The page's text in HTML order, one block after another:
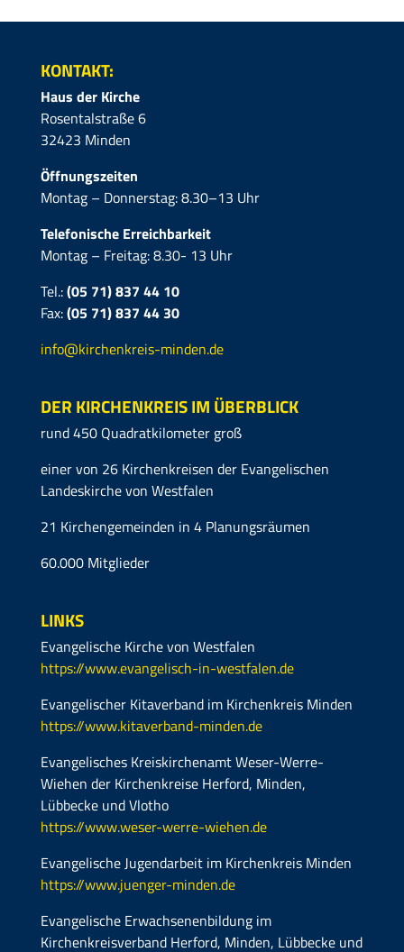
KONTAKT:
Haus der Kirche
Rosentalstraße 6
32423 Minden
Öffnungszeiten
Montag – Donnerstag: 8.30–13 Uhr
Telefonische Erreichbarkeit
Montag – Freitag: 8.30- 13 Uhr
Tel.:(05 71) 837 44 10
Fax:(05 71)837 44 30
info@kirchenkreis-minden.de
DER KIRCHENKREIS IM ÜBERBLICK
rund 450 Quadratkilometer groß
einer von 26 Kirchenkreisen der Evangelischen
Landeskirche von Westfalen
21 Kirchengemeinden in 4 Planungsräumen
60.000 Mitglieder
LINKS
Evangelische Kirche von Westfalen
https://www.evangelisch-in-westfalen.de
Evangelischer Kitaverband im Kirchenkreis Minden
https://www.kitaverband-minden.de
Evangelisches Kreiskirchenamt Weser-Werre-
Wiehen der Kirchenkreise Herford, Minden,
Lübbecke und Vlotho
https://www.weser-werre-wiehen.de
Evangelische Jugendarbeit im Kirchenkreis Minden
https://www.juenger-minden.de
Evangelische Erwachsenenbildung im
Kirchenkreisverband Herford, Minden, Lübbecke und